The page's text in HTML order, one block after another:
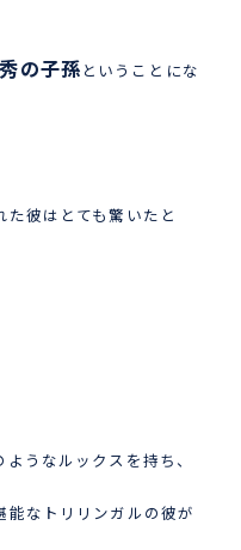
の子孫 ということにな
彼はとても驚いたと
うなルックスを持ち、
能なトリリンガルの彼が